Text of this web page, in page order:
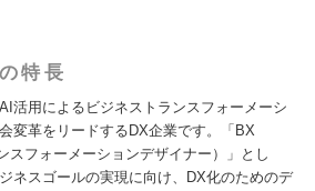
特長
活用によるビジネストランスフォーメーシ
変革をリードするDX企業です。「BX
スフォーメーションデザイナー）」とし
ネスゴールの実現に向け、DX化のためのデ